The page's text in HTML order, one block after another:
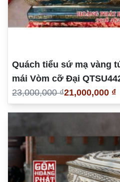
Quách tiểu sứ mạ vàng
mái Vòm cỡ Đại
23,000,000 ₫21,000,000 ₫